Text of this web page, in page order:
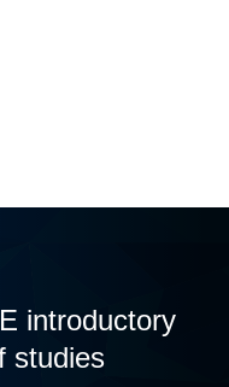
introductory
studies